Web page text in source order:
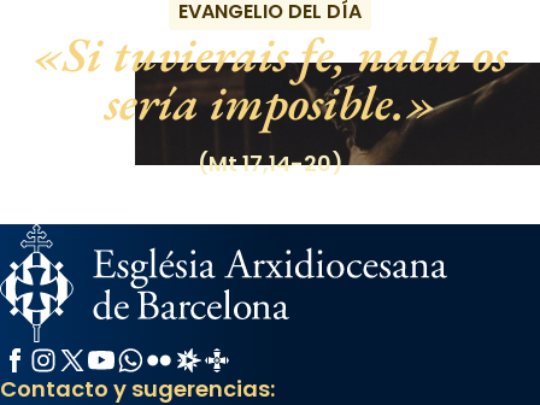
EVANGELIO DEL DÍA
Si tuvierais fe, nada os
sería imposible.
(Mt 17,14-20)
Facebook
Instagram
X / Twitter
YouTube
WhatsApp
FlickrRadio Estel
Catalunya Cristiana
Contacto y sugerencias: